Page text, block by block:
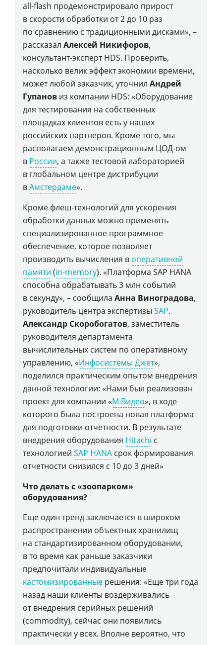
all-flash продемонстрировало прирост
в скорости обработки от 2 до 10 раз
по сравнению с традиционными дисками», –
рассказал Алексей Никифоров,
консультант-эксперт HDS. Проверить,
насколько велик эффект экономии времени,
может любой заказчик, уточнил Андрей
Гупанов из компании HDS: «Оборудование
для тестирования на собственных
площадках клиентов есть у наших
российских партнеров. Кроме того, мы
располагаем демонстрационным ЦОД-ом
в России, а также тестовой лабораторией
в глобальном центре дистрибуции
вАмстердаме».
Кроме флеш-технологий для ускорения
обработки данных можно применять
специализированное программное
обеспечение, которое позволяет
производить вычисления в оперативной
памяти (in-memory). «Платформа SAP HANA
способна обрабатывать 3 млн событий
в секунду», – сообщила Анна Виноградова,
руководитель центра экспертизы SAP.
Александр Скоробогатов, заместитель
руководителя департамента
вычислительных систем по оперативному
управлению, «Инфосистемы Джет»,
поделился практическим опытом внедрения
данной технологии: «Нами был реализован
проект для компании «М.Видео», в ходе
которого была построена новая платформа
для подготовки отчетности. В результате
внедрения оборудования Hitachi c
технологией SAP HANA срок формирования
отчетности снизился с 10 до 3 дней»
Что делать с «зоопарком»
оборудования?
Еще один тренд заключается в широком
распространении объектных хранилищ
на стандартизированном оборудовании,
в то время как раньше заказчики
предпочитали индивидуальные
кастомизированные решения: «Еще три года
назад наши клиенты воздерживались
от внедрения серийных решений
(commodity), сейчас они появились
практически у всех. Вполне вероятно, что